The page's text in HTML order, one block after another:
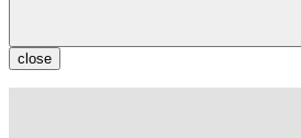
close